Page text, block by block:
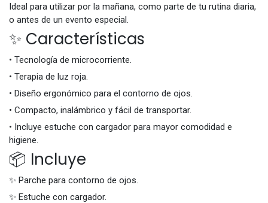
Ideal para utilizar por la mañana, como parte de tu rutina diaria,
o antes de un evento especial.
✨ Características
• Tecnología de microcorriente.
• Terapia de luz roja.
• Diseño ergonómico para el contorno de ojos.
• Compacto, inalámbrico y fácil de transportar.
• Incluye estuche con cargador para mayor comodidad e
higiene.
📦 Incluye
✨ Parche para contorno de ojos.
✨ Estuche con cargador.